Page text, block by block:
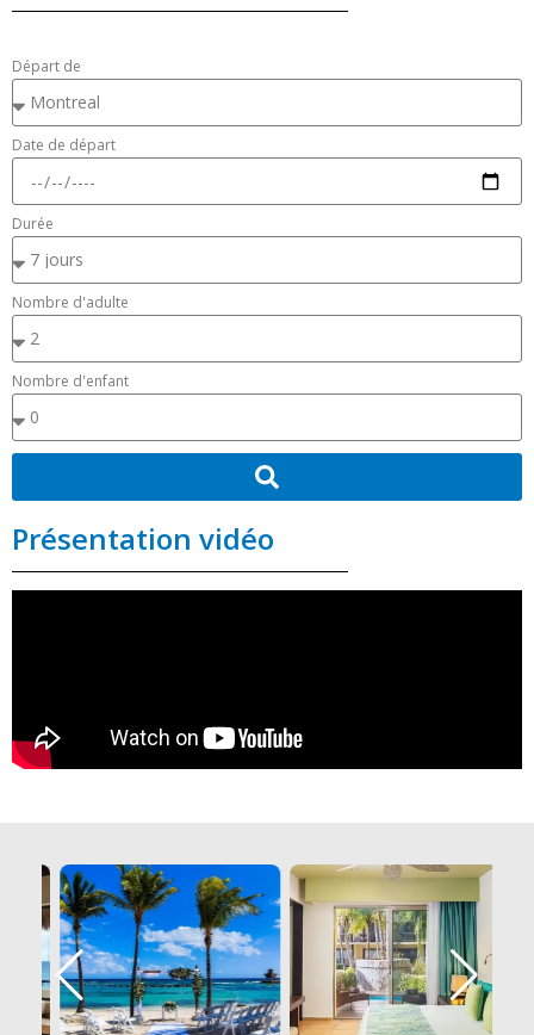
Départ de
Date de départ
Durée
Nombre d'adulte
Nombre d'enfant
Présentation vidéo